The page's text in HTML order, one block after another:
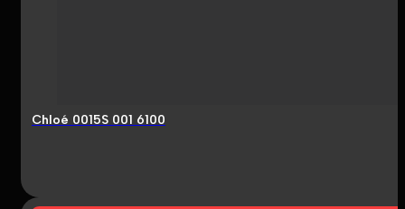
Chloé 0015S 001 6100